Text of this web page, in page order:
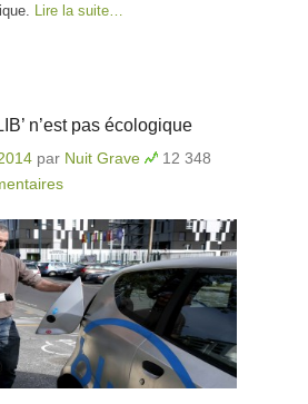
Lire la suite…
n’est pas écologique
par Nuit Grave
12 348